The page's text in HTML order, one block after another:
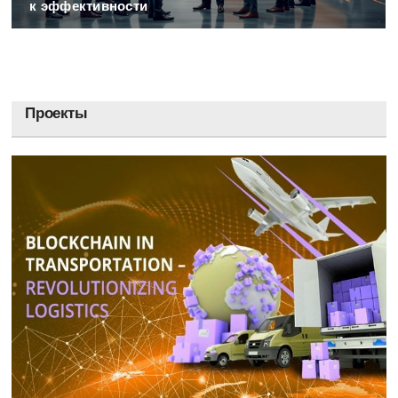
Карелия
Корякский округ
Костромская область
Краснодарский край
Красноярский край
Крым
Курганская область
к эффективности
Проекты